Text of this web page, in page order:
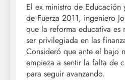
El ex ministro de
de Fuerza 2011, ingeniero
que la reforma educativa es
ser privilegiada en las
Consideró que ante el bajo
empieza a sentir la falta de
para seguir avanzando.